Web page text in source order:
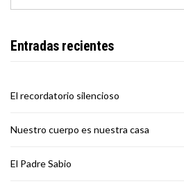
Entradas recientes
El recordatorio silencioso
Nuestro cuerpo es nuestra casa
El Padre Sabio